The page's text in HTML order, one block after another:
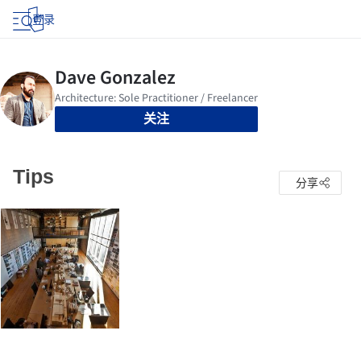
登录
关注
Tips 分享